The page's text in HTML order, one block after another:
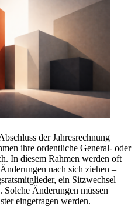
der Jahresrechnung
ihre ordentliche General- oder
In diesem Rahmen werden oft
nach sich ziehen –
ein Sitzwechsel
Solche Änderungen müssen
eingetragen werden.​